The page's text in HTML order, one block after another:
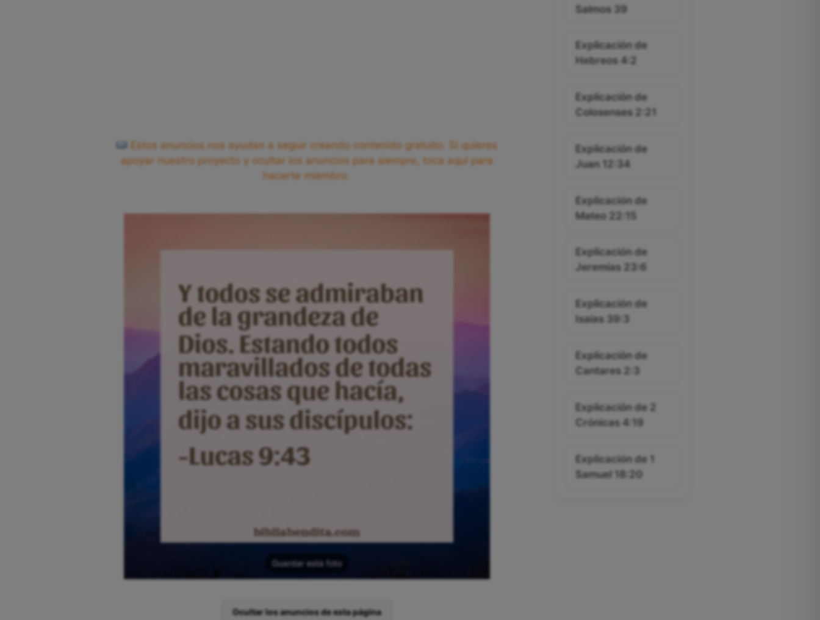
Estos anuncios nos ayudan a seguir creando contenido gratuito. Si quieres
apoyar nuestro proyecto y ocultar los anuncios para siempre, toca aquí para
hacerte miembro.
Guardar esta foto
Ocultar los anuncios de esta página
Salmos 39
Explicación de
Hebreos 4:2
Explicación de
Colosenses 2:21
Explicación de
Juan 12:34
Explicación de
Mateo 22:15
Explicación de
Jeremías 23:6
Explicación de
Isaías 39:3
Explicación de
Cantares 2:3
Explicación de 2
Crónicas 4:19
Explicación de 1
Samuel 18:20